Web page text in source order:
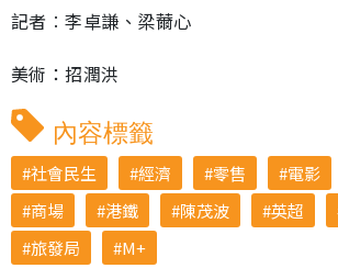
記者︰李卓謙、梁薾心
美術：招潤洪
內容標籤
社會民生 經濟 零售 電影
商場
港鐵 陳茂波 英超
旅發局
M+